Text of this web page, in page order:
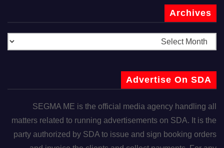
Archives
Advertise On SDA
SEGMA ME is the official media agency handling all
matters related to running advertisements on SDA. It is the
party authorized by SDA to issue and sign booking orders